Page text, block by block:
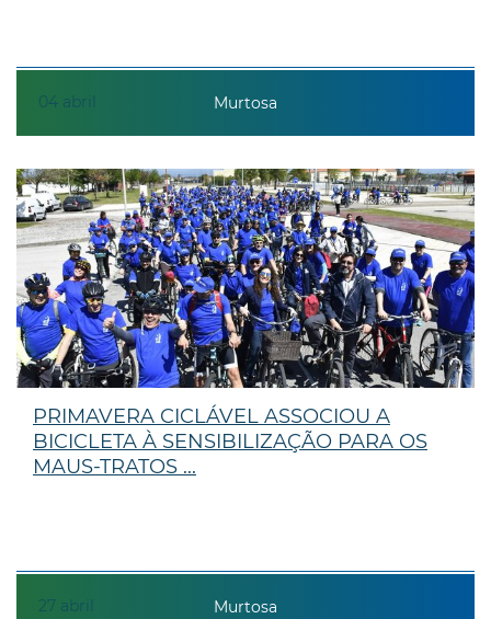
04 abril Murtosa
27 abril
PRIMAVERA CICLÁVEL ASSOCIOU A
BICICLETA À SENSIBILIZAÇÃO PARA OS
MAUS-TRATOS ...
Murtosa